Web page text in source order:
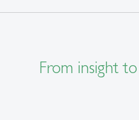
From insight